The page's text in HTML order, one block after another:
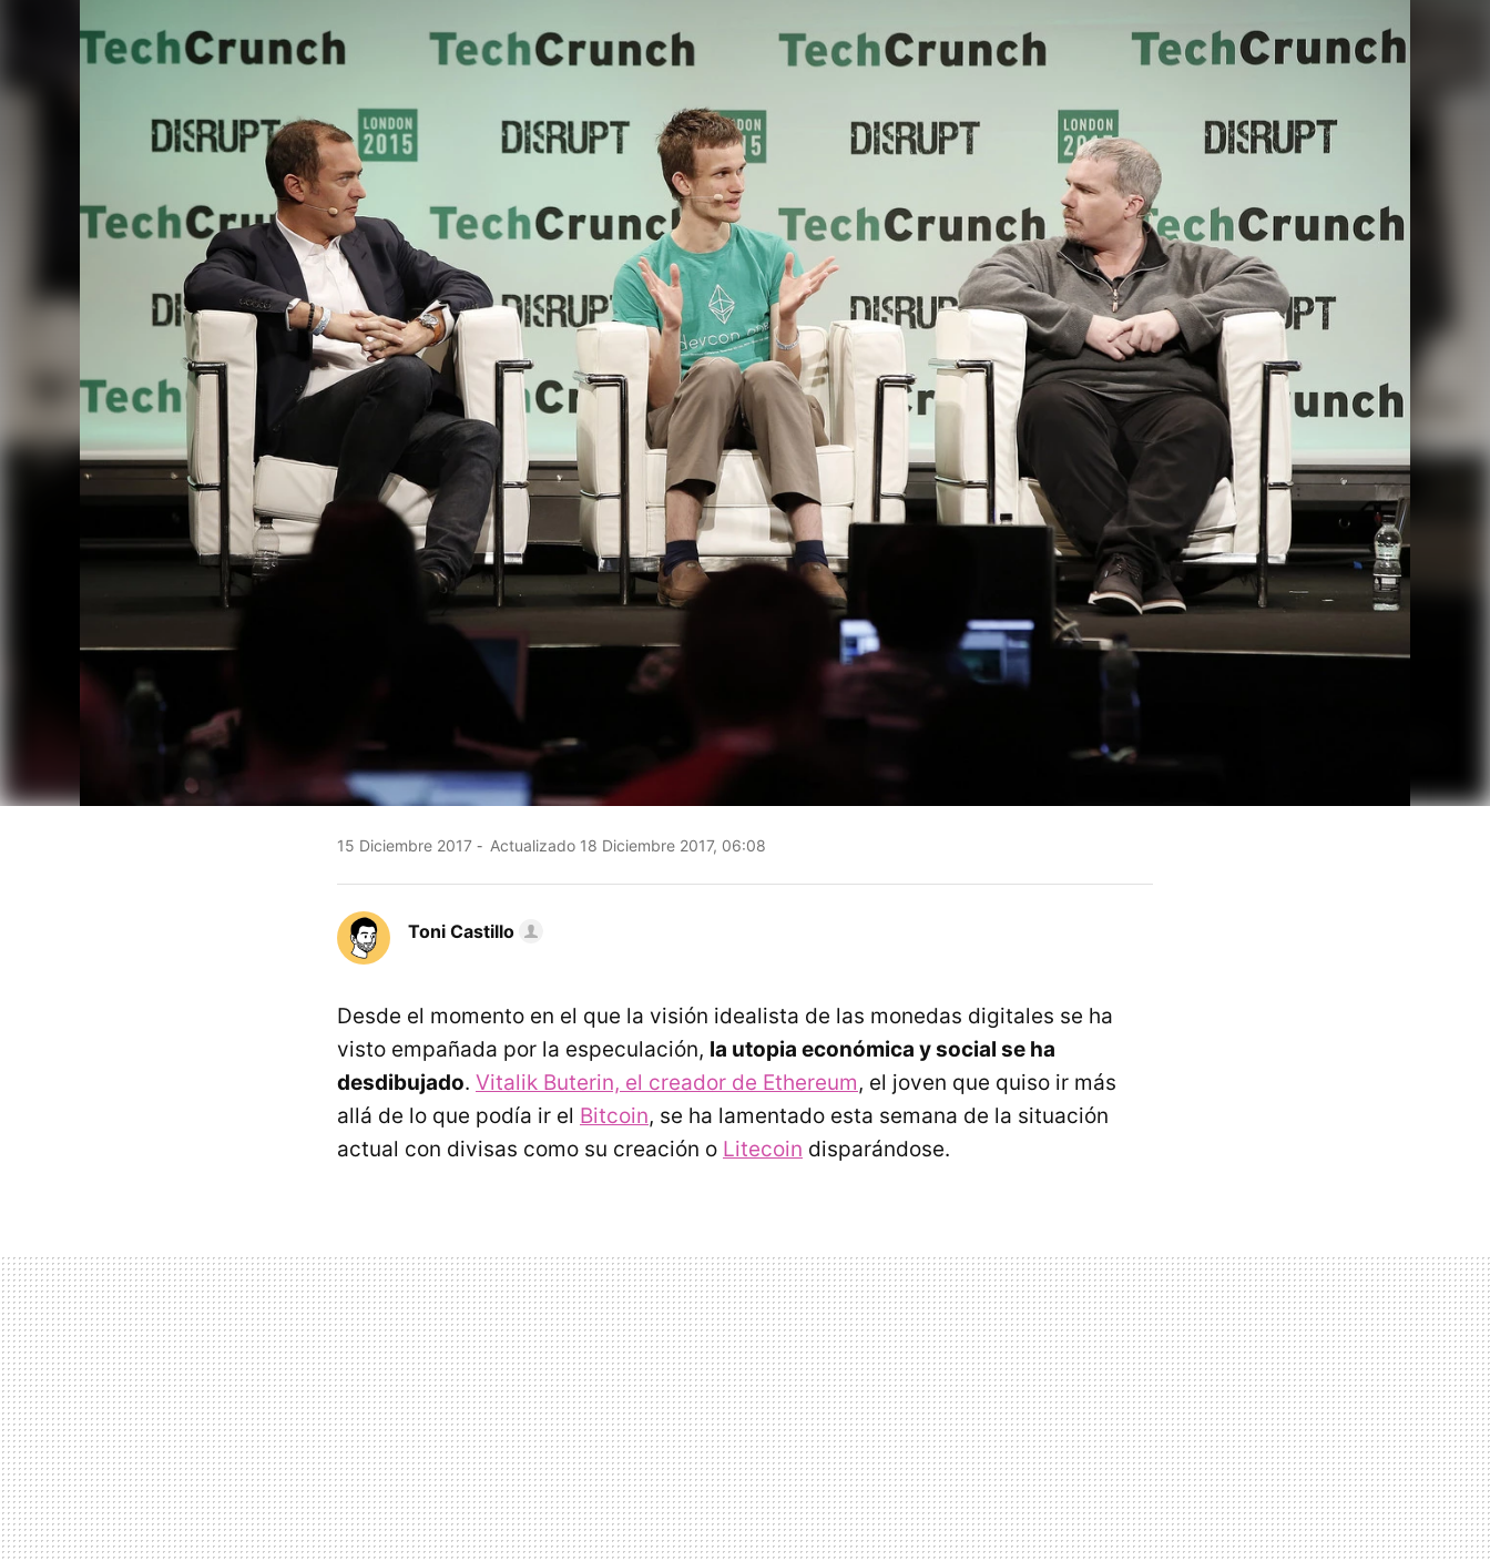
15 Diciembre 2017 Actualizado 18 Diciembre 2017, 06:08
Toni Castillo
Desde el momento en el que la visión idealista de las monedas digitales se ha
visto empañada por la especulación, la utopia económica y social se ha
desdibujado. Vitalik Buterin, el creador de Ethereum, el joven que quiso ir más
allá de lo que podía ir el Bitcoin, se ha lamentado esta semana de la situación
actual con divisas como su creación o Litecoin disparándose.